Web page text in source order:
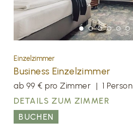
Einzelzimmer
Business Einzelzimmer
ab 99 € pro Zimmer | 1 Person
DETAILS ZUM ZIMMER
BUCHEN